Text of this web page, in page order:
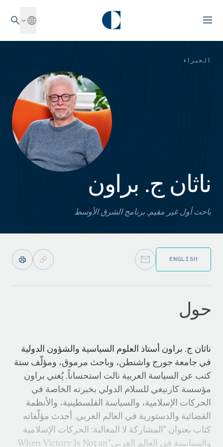
الخبراء
ناثان ج. براون
باحث أول غير مقيم, برنامج الشرق الأوسط
ENGLISH
حول
ناثان ج. براون أستاذ العلوم السياسية والشؤون الدولية
في جامعة جورج واشنطن، وباحث مرموق، ومؤلّف ستة
كتب عن السياسة العربية نالت استحساناً. يُغني براون
مؤسسة كارنيغي للسلام الدولي بخبرته الخاصة في
الحركات الإسلامية، والسياسة الفلسطينية، والأنظمة
القضائية والدستورية في العالم العربي. أحدث مؤلّفاته
كتاب بعنوان "المشاركة لا المغالبة: الحركات الإسلامية
والسياسية في العالم العربي"When Victory Is Not an